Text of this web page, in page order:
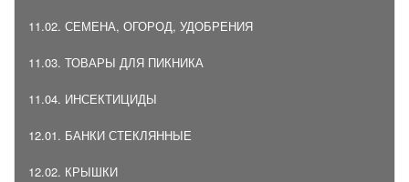
11.02. СЕМЕНА, ОГОРОД, УДОБРЕНИЯ
11.03. ТОВАРЫ ДЛЯ ПИКНИКА
11.04. ИНСЕКТИЦИДЫ
12.01. БАНКИ СТЕКЛЯННЫЕ
12.02. КРЫШКИ